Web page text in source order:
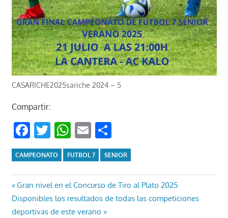
CASARICHE2025sariche 2024 – 5
Compartir:
Facebook
Twitter
WhatsApp
EmailCompartir
CAMPEONATO FUTBOL 7 SENIOR
Navegación
de
Entrada
anterior:
Gran nivel en el Concurso de Tiro al Plato 2025
Entrada
siguiente:
Disponibles los resultados de todas las competiciones
deportivas de este verano